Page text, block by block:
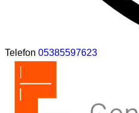
Telefon 05385597623